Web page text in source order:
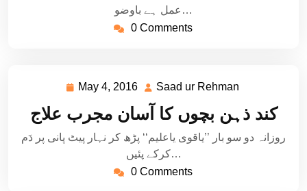
عمل ہے باوضو…
0 Comments
May 4, 2016 May
2016
Saad ur Rehman
Rehman
کند ذہن بچوں کا آسان مجرب علاج
روزانہ دو سو بار ’’یاقوی یاعلیم‘‘ پڑھ کر نہار پیٹ پانی پر دَم
کرکے پئیں…
0 Comments